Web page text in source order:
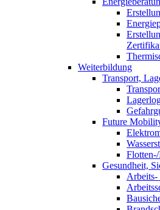
Weiterbildung
Transport,
Future
Gesundheit,
Arbeits-